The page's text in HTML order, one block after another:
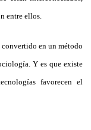
entre ellos.
en un método
Y es que existe
favorecen el